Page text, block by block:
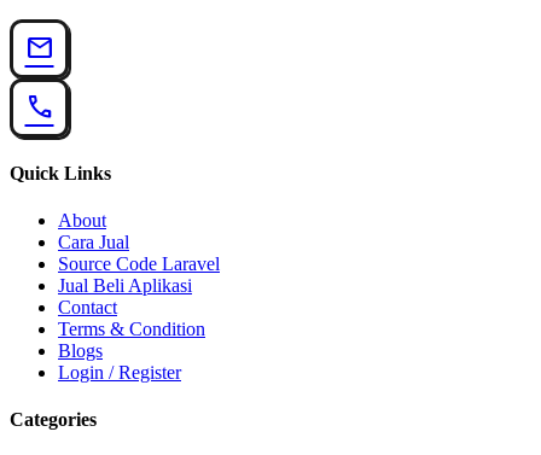
mail
call
Quick Links
About
Cara Jual
Source Code Laravel
Jual Beli Aplikasi
Contact
Terms & Condition
Blogs
Login / Register
Categories